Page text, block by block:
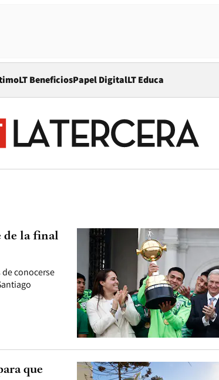
LT BeneficiosPapel DigitalOpens in new window
LT Educa
conocerse
de la final
que